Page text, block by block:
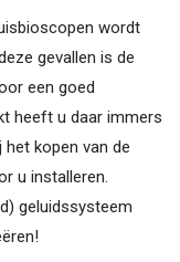
wordt
gevallen is de
een goed
heeft u daar immers
het kopen van de
u installeren.
geluidssysteem